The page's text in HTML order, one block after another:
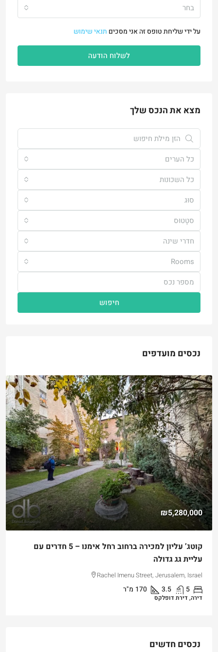
בחר
על ידי שליחת טופס זה אני מסכים תנאי שימוש
לשלוח הודעה
מצא את הנכס שלך
כל הערים
כל השכונות
סוּג
סטָטוּס
חדרי שינה
Rooms
חיפוש
נכסים מועדפים
₪5,280,000
קוטג’ עליון למכירה ברחוב רחל אימנו – 5 חדרים עם
עליית גג גדולה
Rachel Imenu Street, Jerusalem, Israel
5
3.5
170 מ"ר
דירה, דירת דופלקס
נכסים חדשים